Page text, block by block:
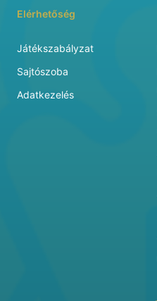
Elérhetőség
Játékszabályzat
Sajtószoba
Adatkezelés